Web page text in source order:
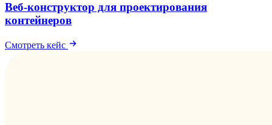
Веб-конструктор для проектирования
контейнеров
Смотреть кейс